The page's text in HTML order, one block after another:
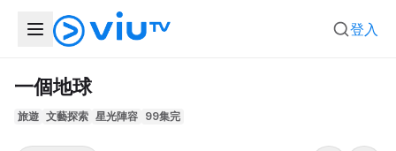
登入
一個地球
旅遊 文藝探索 星光陣容 99集完